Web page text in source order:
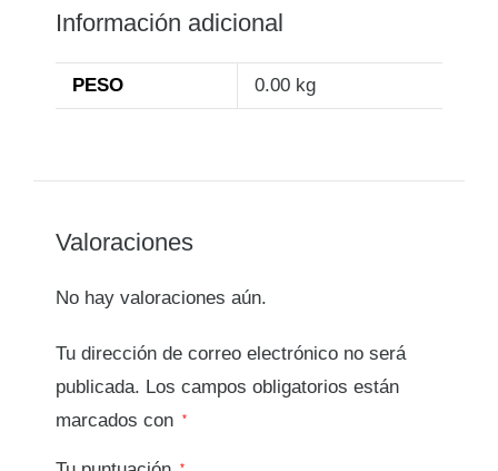
Información adicional
PESO 0.00 kg
Valoraciones
No hay valoraciones aún.
Tu dirección de correo electrónico no será
publicada. Los campos obligatorios están
marcados con
*
*